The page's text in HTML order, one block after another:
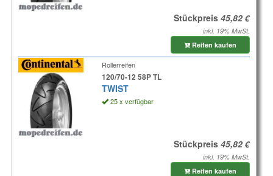
Stückpreis
inkl. 19% MwSt.
Reifen kaufen
Rollerreifen
120/70-12 58P TL
TWIST
25 x verfügbar
Stückpreis
inkl. 19% MwSt.
Reifen kaufen